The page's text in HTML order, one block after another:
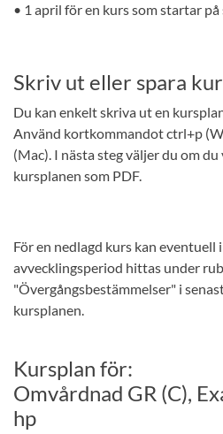
• 1 april för en kurs som startar på
Skriv ut eller spara
Du kan enkelt skriva ut en
Använd kortkommandot ctrl+p
(Mac). I nästa steg väljer du om
kursplanen som PDF.
För en nedlagd kurs kan
avvecklingsperiod hittas under
"Övergångsbestämmelser" i
kursplanen.
Kursplan för:
Omvårdnad GR (C),
hp